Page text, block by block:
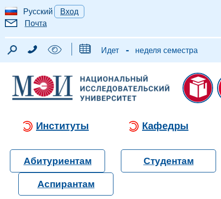
Русский
Вход
Почта
Идет - неделя семестра
Институты Кафедры
Абитуриентам Студентам
Аспирантам